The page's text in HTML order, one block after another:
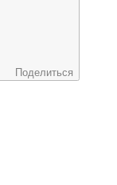
Поделиться